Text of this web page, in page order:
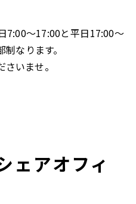
7:00～17:00と平日17:00～
なります。
いませ。
ェアオフィ